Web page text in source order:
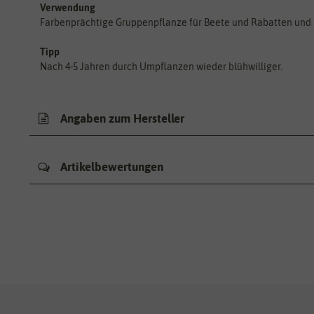
Verwendung
Farbenprächtige Gruppenpflanze für Beete und Rabatten und
Tipp
Nach 4-5 Jahren durch Umpflanzen wieder blühwilliger.
Angaben zum Hersteller
Artikelbewertungen